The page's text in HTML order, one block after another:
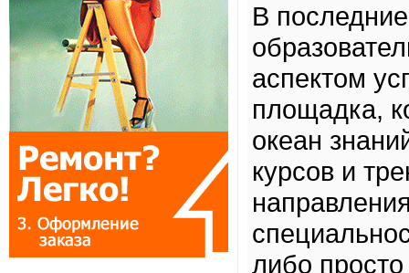
В
аспектом
площадка,
океан
курсов и
либо